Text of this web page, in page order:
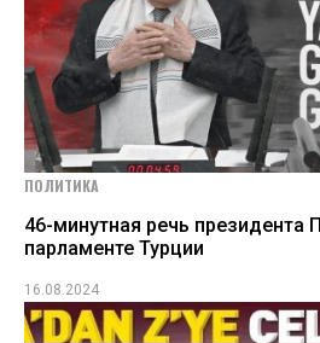
ПОЛИТИКА
46-минутная речь президента
парламенте Турции
16.08.2024